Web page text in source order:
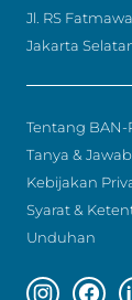
Jl. RS
Jakarta
Tentang BAN-
Tanya & Jawab
Kebijakan
Syarat &
Unduhan